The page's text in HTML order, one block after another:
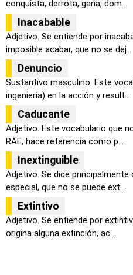
conquista, derrota, gana, dom...
Inacabable
Adjetivo. Se entiende por
imposible acabar, que no se dej...
Denuncio
Sustantivo masculino. Este
ingeniería) en la acción y result...
Caducante
Adjetivo. Este vocabulario que
RAE, hace referencia como p...
Inextinguible
Adjetivo. Se dice
especial, que no se puede ext...
Extintivo
Adjetivo. Se entiende por
origina alguna extinción, ac...